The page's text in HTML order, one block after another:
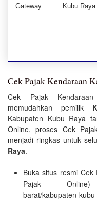
Gateway
Kubu
Cek Pajak Kendaraan
Cek Pajak
memudahkan pemilik
Kabupaten Kubu Raya
Online, proses Cek
menjadi ringkas untuk
Raya.
Buka situs resmi Cek
Pajak Online)
barat/kabupaten-